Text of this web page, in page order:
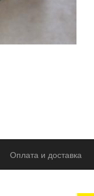
Оплата и доставка